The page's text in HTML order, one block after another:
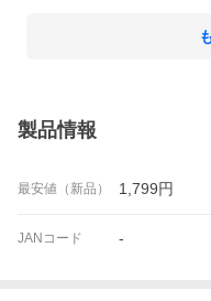
製品情報
最安値（新品） 1,799円
JANコード -